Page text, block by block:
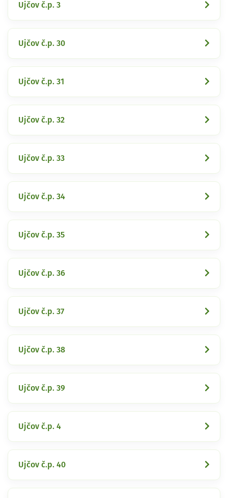
Ujčov č.p. 3
Ujčov č.p. 30
Ujčov č.p. 31
Ujčov č.p. 32
Ujčov č.p. 33
Ujčov č.p. 34
Ujčov č.p. 35
Ujčov č.p. 36
Ujčov č.p. 37
Ujčov č.p. 38
Ujčov č.p. 39
Ujčov č.p. 4
Ujčov č.p. 40